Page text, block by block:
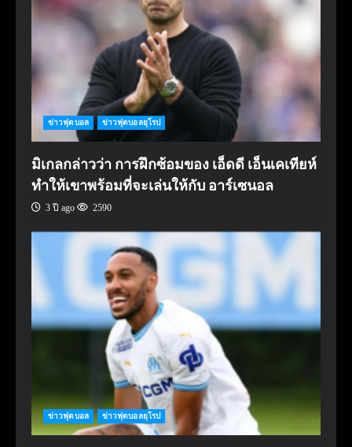
ข่าวฟุตบอล ข่าวฟุตบอลยุโรป
มิเกลกล่าวว่า การฝึกซ้อมของ เอ็ดดี เอ็นเคเทียห์
ทำให้เขาพร้อมที่จะเล่นให้กับ อาร์เซนอล
3 ปี ago 2590
ข่าวฟุตบอล ข่าวฟุตบอลยุโรป